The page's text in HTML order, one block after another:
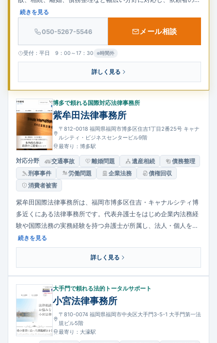
場に立った丁寧な対応を心掛けています。​初回相談無料で、土
続きを見る
050-5267-5546 メール相談
受付：平日 9：00～17：30 時間外
詳しく見る
博多で頼れる国際対応法律事務所
紫牟田法律事務所
〒812-0018 福岡県福岡市博多区住吉1丁目2番25号 キャナ
ルシティ・ビジネスセンタービル9階
最寄り：博多駅
対応分野 交通事故 離婚問題 遺産相続
債務整理
刑事事件
労働問題 企業法務
債権回収
消費者被害
紫牟田国際法律事務所は、福岡市博多区住吉・キャナルシティ博
多近くにある法律事務所です。代表弁護士をはじめ企業内法務経
験や国際法務の実務経験を持つ弁護士が所属し、法人・個人を問
わず幅広い法的ニーズに対応しています。法人向けには契約・リ
スクマネジメント、M&A、労務対応等、個人向けには相続・遺
言、交通事故、離婚問題、債務整理、刑事事件などを扱っていま
続きを見る
詳しく見る
大手門で頼れる法的トータルサポート
小宮法律事務所
〒810-0074 福岡県福岡市中央区大手門3-5-1 大手門第一法
規ビル5階
最寄り：大濠駅